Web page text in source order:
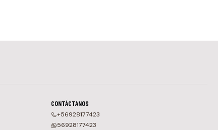
CONTÁCTANOS
+56928177423
56928177423